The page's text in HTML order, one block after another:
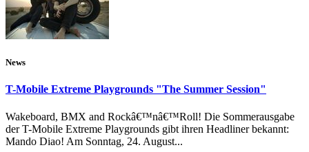
News
T-Mobile Extreme Playgrounds "The Summer Session"
Wakeboard, BMX and Rockâ€™nâ€™Roll! Die Sommerausgabe
der T-Mobile Extreme Playgrounds gibt ihren Headliner bekannt:
Mando Diao! Am Sonntag, 24. August...